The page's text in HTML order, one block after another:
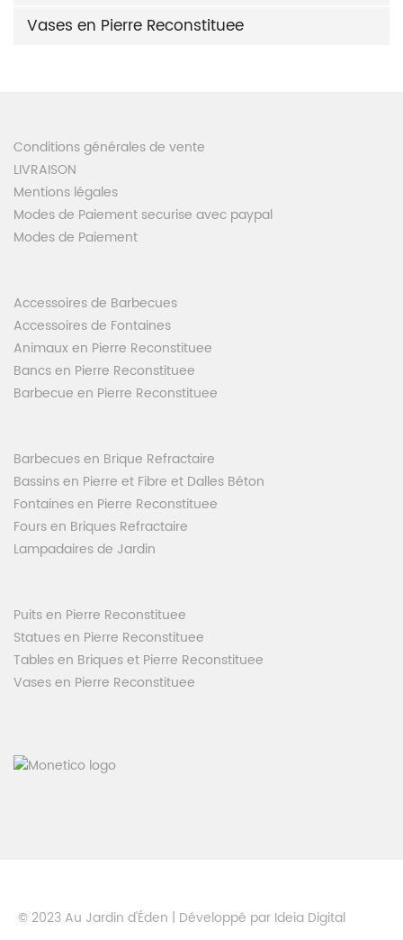
Vases en Pierre Reconstituee
Conditions générales de vente
LIVRAISON
Mentions légales
Modes de Paiement securise avec paypal
Modes de Paiement
Accessoires de Barbecues
Accessoires de Fontaines
Animaux en Pierre Reconstituee
Bancs en Pierre Reconstituee
Barbecue en Pierre Reconstituee
Barbecues en Brique Refractaire
Bassins en Pierre et Fibre et Dalles Béton
Fontaines en Pierre Reconstituee
Fours en Briques Refractaire
Lampadaires de Jardin
Puits en Pierre Reconstituee
Statues en Pierre Reconstituee
Tables en Briques et Pierre Reconstituee
Vases en Pierre Reconstituee
© 2023 Au Jardin d'Éden | Développé par Ideia Digital